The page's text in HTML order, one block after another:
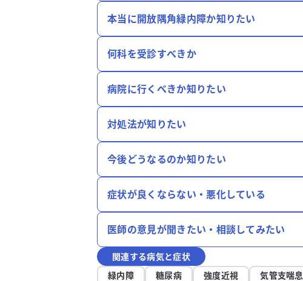
本当に開放隅角緑内障か知りたい
何科を受診すべきか
病院に行くべきか知りたい
対処法が知りたい
今後どうなるのか知りたい
症状が良くならない・悪化している
医師の意見が聞きたい・相談してみたい
関連する病気と症状
緑内障
糖尿病 強度近視 気管支喘息